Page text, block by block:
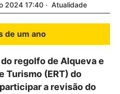
2024 17:40 Atualidade
de um ano
regolfo de Alqueva e
Turismo (ERT) do
a revisão do